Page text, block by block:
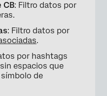
CB: Filtro datos por
: Filtro datos por
.
por hashtags
espacios que
de